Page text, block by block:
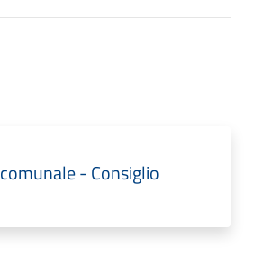
- Consiglio